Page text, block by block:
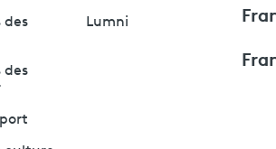
des
des
Lumni